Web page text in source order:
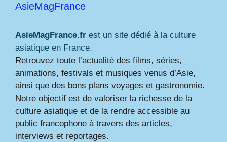
AsieMagFrance
AsieMagFrance.fr est un site dédié à la culture
asiatique en France.
Retrouvez toute l’actualité des films, séries,
animations, festivals et musiques venus d’Asie,
ainsi que des bons plans voyages et gastronomie.
Notre objectif est de valoriser la richesse de la
culture asiatique et de la rendre accessible au
public francophone à travers des articles,
interviews et reportages.